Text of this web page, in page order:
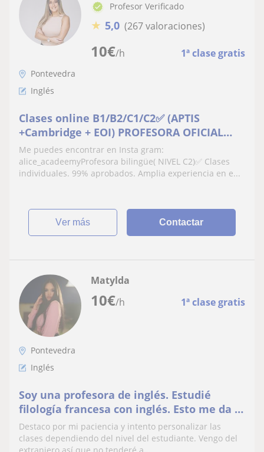
10€/h 1ª clase gratis
Profesor Verificado
★ 5,0 (267 valoraciones)
Pontevedra
Inglés
Clases online B1/B2/C1/C2✅ (APTIS
+Cambridge + EOI) PROFESORA OFICIAL
+MATERIAL INCLUIDO 📕📘
Me puedes encontrar en Insta gram:
alice_acadeemyProfesora bilingüe( NIVEL C2)✅ Clases
individuales. 99% aprobados. Amplia experiencia en e...
ver más Contactar
10€/h 1ª clase gratis
Matylda
Pontevedra
Inglés
Soy una profesora de inglés. Estudié
filología francesa con inglés. Esto me da la
capacidad de enseñar inglés a
adolescentes y niños. Tengo 6 años de
Destaco por mi paciencia y intento personalizar las
clases dependiendo del nivel del estudiante. Vengo del